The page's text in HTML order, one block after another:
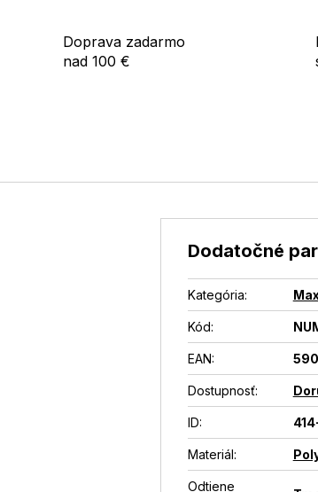
Doprava zadarmo
nad 100 €
Dodatočné
Kategória:
Kód:
EAN:
Dostupnosť:
ID:
Materiál:
Odtiene